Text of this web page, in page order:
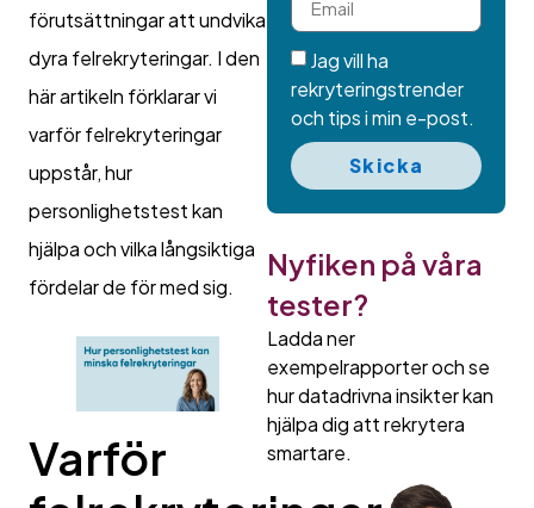
förutsättningar att undvika
dyra felrekryteringar. I den
här artikeln förklarar vi
varför felrekryteringar
uppstår, hur
personlighetstest kan
hjälpa och vilka långsiktiga
fördelar de för med sig.
Varför
Jag vill ha
rekryteringstrender
och tips i min e-post.
Skicka
Nyfiken på våra
tester?
Ladda ner
exempelrapporter och se
hur datadrivna insikter kan
hjälpa dig att rekrytera
smartare.